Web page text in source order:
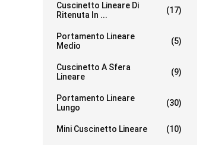
Cuscinetto Lineare Di
Ritenuta In ...
(17)
Portamento Lineare
Medio
(5)
Cuscinetto A Sfera
Lineare
(9)
Portamento Lineare
Lungo
(30)
Mini Cuscinetto Lineare (10)